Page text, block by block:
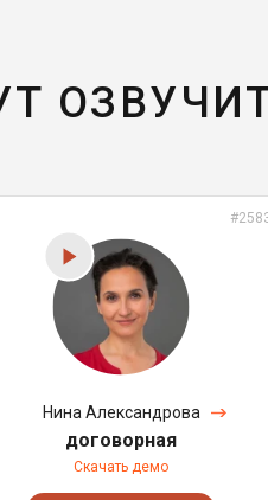
Нина Александрова
договорная
Скачать демо